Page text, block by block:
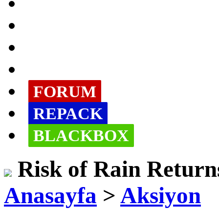
FORUM
REPACK
BLACKBOX
Risk of Rain
Anasayfa > Aksiyon